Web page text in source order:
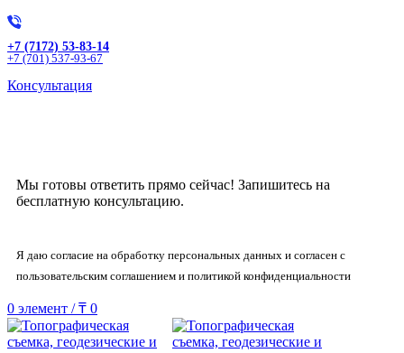
+7 (7172) 53-83-14
+7 (701) 537-93-67
Консультация
Мы готовы ответить прямо сейчас! Запишитесь на
бесплатную консультацию.
Я даю согласие на обработку персональных данных и согласен с
пользовательским соглашением и политикой конфиденциальности
0 элемент / ₸ 0